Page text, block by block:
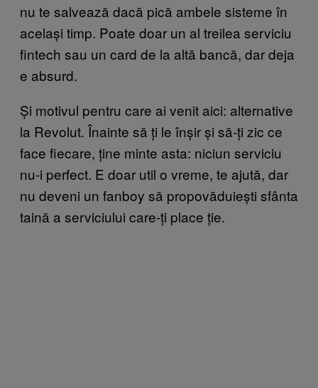
nu te salvează dacă pică ambele sisteme în
același timp. Poate doar un al treilea serviciu
fintech sau un card de la altă bancă, dar deja
e absurd.
Și motivul pentru care ai venit aici: alternative
la Revolut. Înainte să ți le înșir și să-ți zic ce
face fiecare, ține minte asta: niciun serviciu
nu-i perfect. E doar util o vreme, te ajută, dar
nu deveni un fanboy să propovăduiești sfânta
taină a serviciului care-ți place ție.